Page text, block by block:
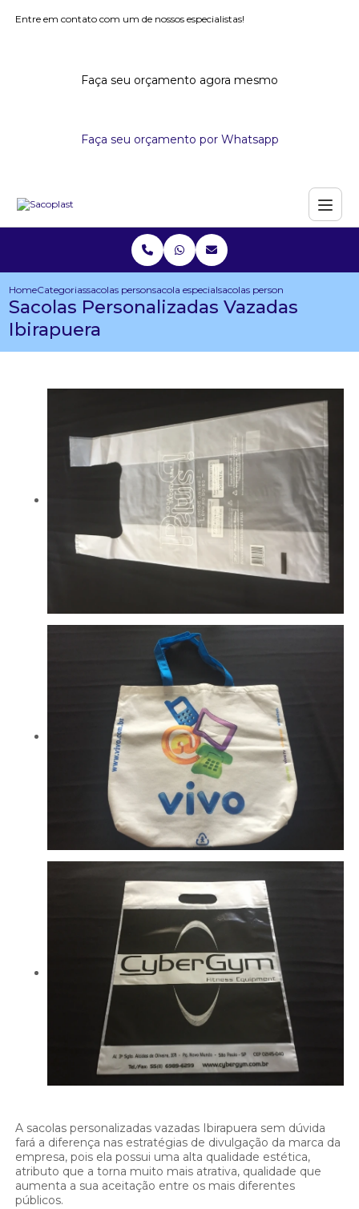
Entre em contato com um de nossos especialistas!
Faça seu orçamento agora mesmo
Faça seu orçamento por Whatsapp
HomeCategoriassacolas personalizadassacola especial personalizada
sacolas personalizadas
Sacolas Personalizadas Vazadas
Ibirapuera
A sacolas personalizadas vazadas Ibirapuera sem dúvida
fará a diferença nas estratégias de divulgação da marca da
empresa, pois ela possui uma alta qualidade estética,
atributo que a torna muito mais atrativa, qualidade que
aumenta a sua aceitação entre os mais diferentes
públicos.